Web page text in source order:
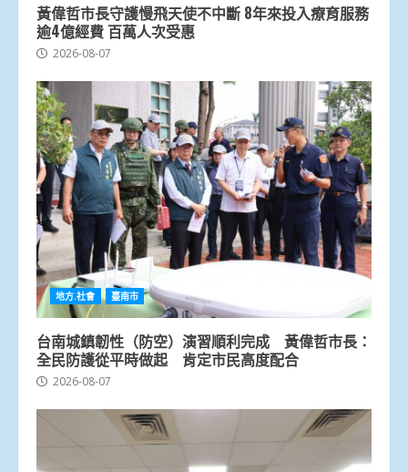
黃偉哲市長守護慢飛天使不中斷 8年來投入療育服務
逾4億經費 百萬人次受惠
2026-08-07
地方.社會 臺南市
台南城鎮韌性（防空）演習順利完成 黃偉哲市長：
全民防護從平時做起 肯定市民高度配合
2026-08-07